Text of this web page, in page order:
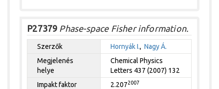
P27379 Phase-space Fisher information.
Szerzők Hornyák I.,Nagy Á.
Megjelenés
helye
Chemical Physics
Letters 437 (2007) 132
Impakt faktor
2.2072007